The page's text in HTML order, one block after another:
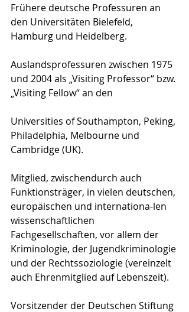
Frühere deutsche Professuren an
den Universitäten Bielefeld,
Hamburg und Heidelberg.
Auslandsprofessuren zwischen 1975
und 2004 als „Visiting Professor“ bzw.
„Visiting Fellow“ an den
Universities of Southampton, Peking,
Philadelphia, Melbourne und
Cambridge (UK).
Mitglied, zwischendurch auch
Funktionsträger, in vielen deutschen,
europäischen und internationa-len
wissenschaftlichen
Fachgesellschaften, vor allem der
Kriminologie, der Jugendkriminologie
und der Rechtssoziologie (vereinzelt
auch Ehrenmitglied auf Lebenszeit).
Vorsitzender der Deutschen Stiftung